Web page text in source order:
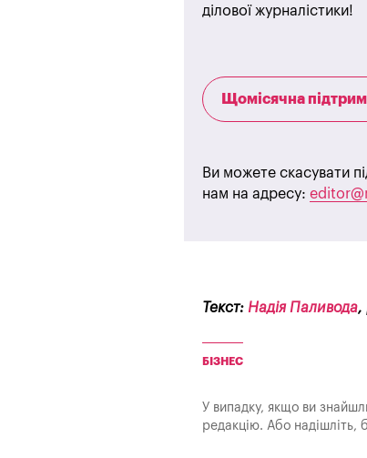
ділової журналістики!
Щомісячна
Ви можете скасувати
нам на адресу:
Текст: Надія Паливода,
БІЗНЕС
У випадку, якщо ви
редакцію. Або надішліть,